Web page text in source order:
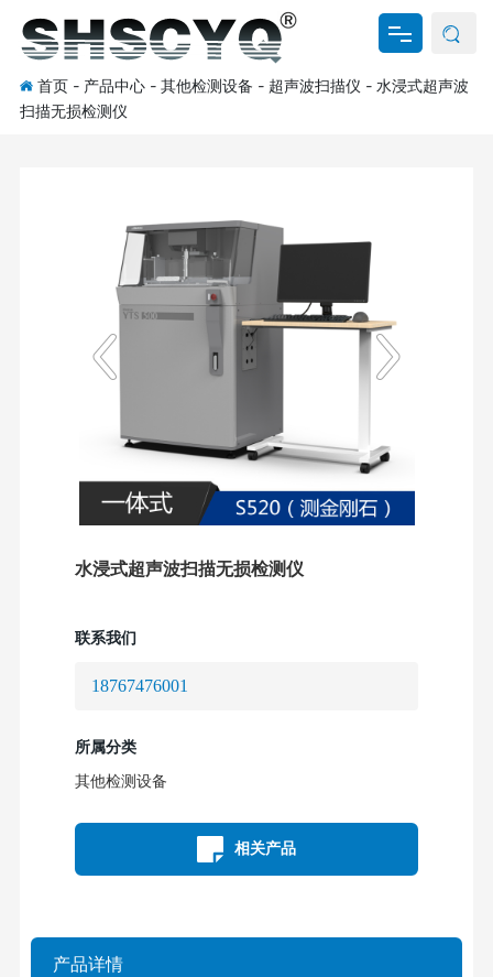
网站首页
首页 - 产品中心 - 其他检测设备 - 超声波扫描仪 - 水浸式超声波
扫描无损检测仪
水浸式超声波扫描无损检测仪
联系我们
18767476001
所属分类
其他检测设备
相关产品
产品详情